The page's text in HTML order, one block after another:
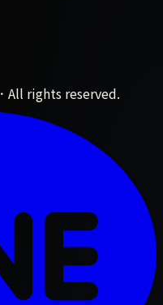
．All rights reserved.